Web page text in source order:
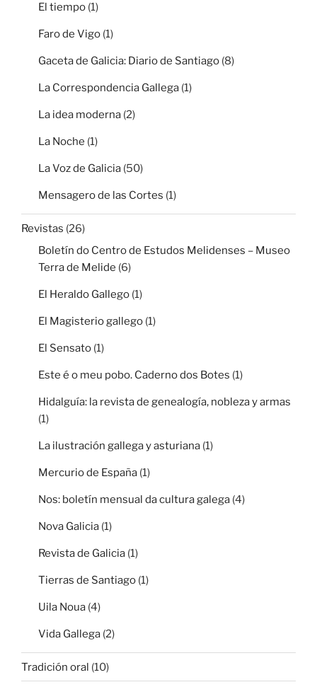
El tiempo (1)
Faro de Vigo (1)
Gaceta de Galicia: Diario de Santiago (8)
La Correspondencia Gallega (1)
La idea moderna (2)
La Noche (1)
La Voz de Galicia (50)
Mensagero de las Cortes (1)
Revistas (26)
Boletín do Centro de Estudos Melidenses – Museo
Terra de Melide (6)
El Heraldo Gallego (1)
El Magisterio gallego (1)
El Sensato (1)
Este é o meu pobo. Caderno dos Botes (1)
Hidalguía: la revista de genealogía, nobleza y armas
(1)
La ilustración gallega y asturiana (1)
Mercurio de España (1)
Nos: boletín mensual da cultura galega (4)
Nova Galicia (1)
Revista de Galicia (1)
Tierras de Santiago (1)
Uila Noua (4)
Vida Gallega (2)
Tradición oral (10)